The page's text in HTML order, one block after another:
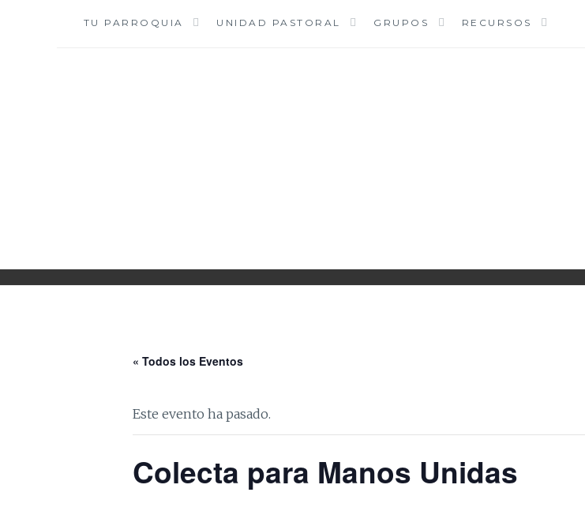
TU PARROQUIA UNIDAD PASTORAL GRUPOS RECURSOS
« Todos los Eventos
Este evento ha pasado.
Colecta para Manos Unidas